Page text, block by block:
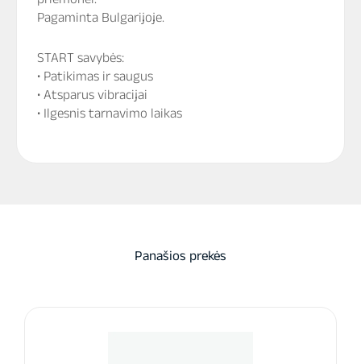
Pagaminta Bulgarijoje.
START savybės:
• Patikimas ir saugus
• Atsparus vibracijai
• Ilgesnis tarnavimo laikas
Panašios prekės